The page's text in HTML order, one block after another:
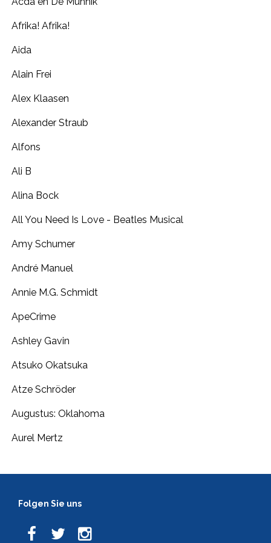
Afrika! Afrika!
Aida
Alain Frei
Alex Klaasen
Alexander Straub
Alfons
Ali B
Alina Bock
All You Need Is Love - Beatles Musical
Amy Schumer
André Manuel
Annie M.G. Schmidt
ApeCrime
Ashley Gavin
Atsuko Okatsuka
Atze Schröder
Augustus: Oklahoma
Aurel Mertz
Folgen Sie uns